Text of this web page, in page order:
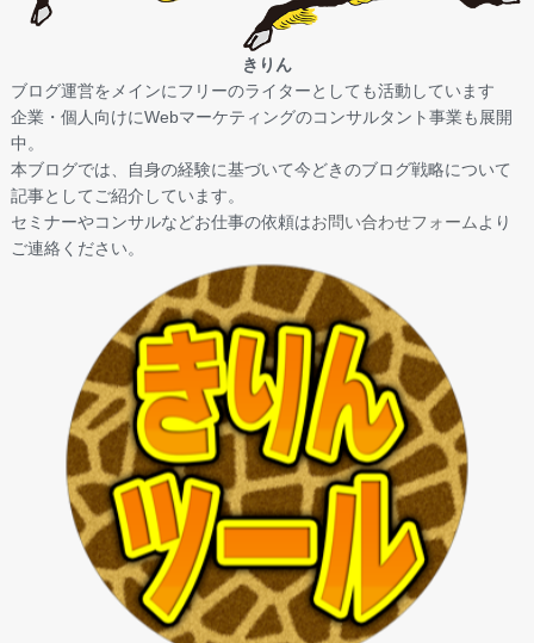
きりん
ブログ運営をメインにフリーのライターとしても活動しています
企業・個人向けにWebマーケティングのコンサルタント事業も展開
中。
本ブログでは、自身の経験に基づいて今どきのブログ戦略について
記事としてご紹介しています。
セミナーやコンサルなどお仕事の依頼はお問い合わせフォーム より
ご連絡ください。